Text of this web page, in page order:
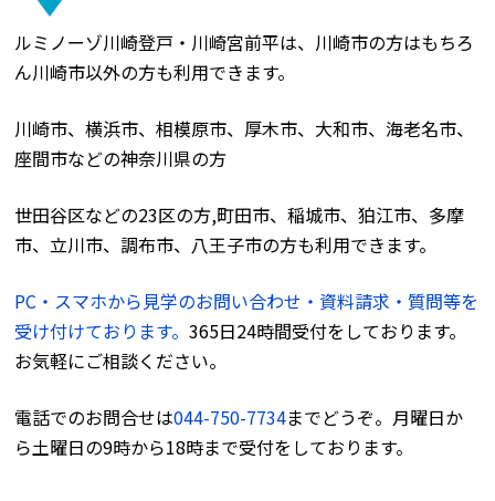
ルミノーゾ川崎登戸・川崎宮前平は、川崎市の方はもちろ
ん川崎市以外の方も利用できます。
川崎市、横浜市、相模原市、厚木市、大和市、海老名市、
座間市などの神奈川県の方
世田谷区などの23区の方,町田市、稲城市、狛江市、多摩
市、立川市、調布市、八王子市の方も利用できます。
PC・スマホから見学のお問い合わせ・資料請求・質問等を
受け付けております。365日24時間受付をしております。
お気軽にご相談ください。
電話でのお問合せは044-750-7734までどうぞ。月曜日か
ら土曜日の9時から18時まで受付をしております。